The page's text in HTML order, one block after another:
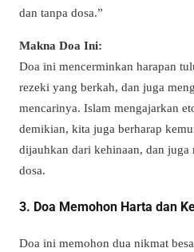
dan tanpa dosa.”
Makna Doa Ini:
Doa ini mencerminkan harapan
rezeki yang berkah, dan juga
mencarinya. Islam mengajarkan
demikian, kita juga berharap
dijauhkan dari kehinaan, dan
dosa.
3. Doa Memohon Harta dan
Doa ini memohon dua nikmat